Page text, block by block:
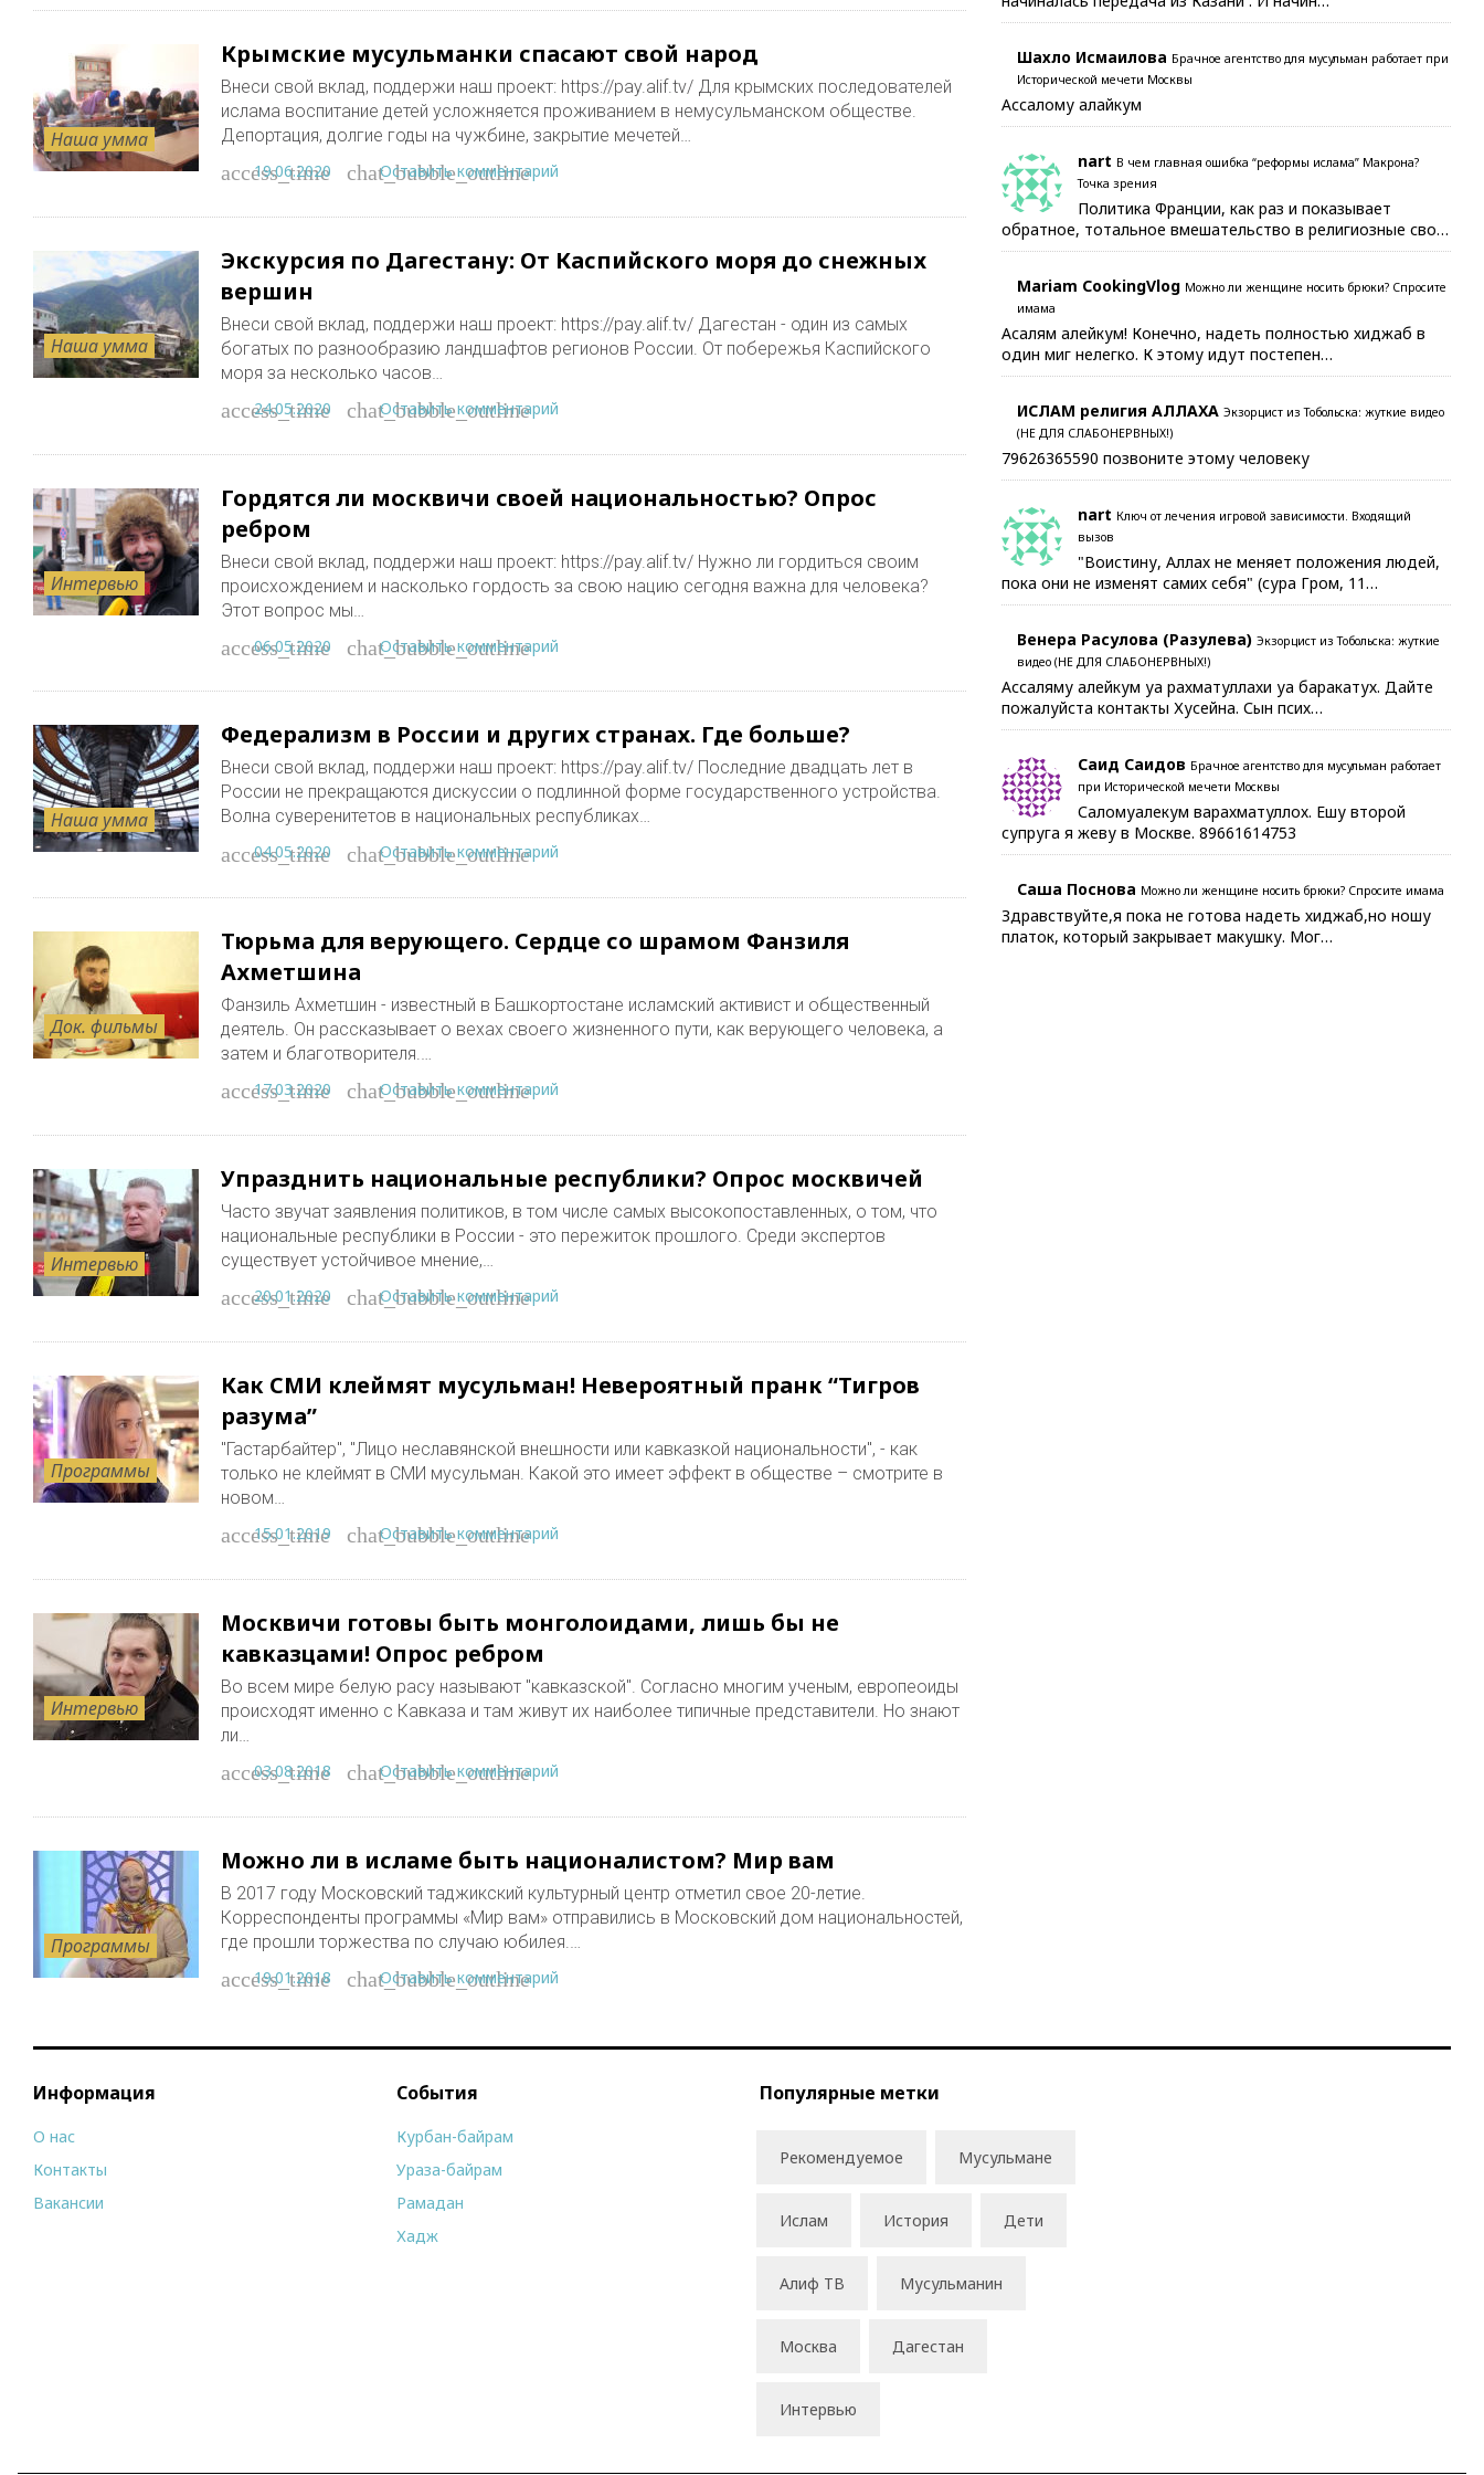
Наша умма
Крымские мусульманки спасают свой народ
Внеси свой вклад, поддержи наш проект: https://pay.alif.tv/ Для крымских последователей
ислама воспитание детей усложняется проживанием в немусульманском обществе.
Депортация, долгие годы на чужбине, закрытие мечетей…
access_time
19.06.2020 chat_bubble_outline
Оставить комментарий
Наша умма
Экскурсия по Дагестану: От Каспийского моря до снежных
вершин
Внеси свой вклад, поддержи наш проект: https://pay.alif.tv/ Дагестан - один из самых
богатых по разнообразию ландшафтов регионов России. От побережья Каспийского
моря за несколько часов…
access_time
24.05.2020 chat_bubble_outline
Оставить комментарий
Интервью
Гордятся ли москвичи своей национальностью? Опрос
ребром
Внеси свой вклад, поддержи наш проект: https://pay.alif.tv/ Нужно ли гордиться своим
происхождением и насколько гордость за свою нацию сегодня важна для человека?
Этот вопрос мы…
access_time
06.05.2020 chat_bubble_outline
Оставить комментарий
Наша умма
Федерализм в России и других странах. Где больше?
Внеси свой вклад, поддержи наш проект: https://pay.alif.tv/ Последние двадцать лет в
России не прекращаются дискуссии о подлинной форме государственного устройства.
Волна суверенитетов в национальных республиках…
access_time
04.05.2020 chat_bubble_outline
Оставить комментарий
Док. фильмы
Тюрьма для верующего. Сердце со шрамом Фанзиля
Ахметшина
Фанзиль Ахметшин - известный в Башкортостане исламский активист и общественный
деятель. Он рассказывает о вехах своего жизненного пути, как верующего человека, а
затем и благотворителя.…
access_time
17.03.2020 chat_bubble_outline
Оставить комментарий
Интервью
Упразднить национальные республики? Опрос москвичей
Часто звучат заявления политиков, в том числе самых высокопоставленных, о том, что
национальные республики в России - это пережиток прошлого. Среди экспертов
существует устойчивое мнение,…
access_time
20.01.2020 chat_bubble_outline
Оставить комментарий
Программы
Как СМИ клеймят мусульман! Невероятный пранк “Тигров
разума”
"Гастарбайтер", "Лицо неславянской внешности или кавказкой национальности", - как
только не клеймят в СМИ мусульман. Какой это имеет эффект в обществе – смотрите в
новом…
access_time
15.01.2019 chat_bubble_outline
Оставить комментарий
Интервью
Москвичи готовы быть монголоидами, лишь бы не
кавказцами! Опрос ребром
Во всем мире белую расу называют "кавказской". Согласно многим ученым, европеоиды
происходят именно с Кавказа и там живут их наиболее типичные представители. Но знают
ли…
access_time
03.08.2018 chat_bubble_outline
Оставить комментарий
Программы
Можно ли в исламе быть националистом? Мир вам
В 2017 году Московский таджикский культурный центр отметил свое 20-летие.
Корреспонденты программы «Мир вам» отправились в Московский дом национальностей,
где прошли торжества по случаю юбилея.…
access_time
19.01.2018 chat_bubble_outline
Оставить комментарий
Шахло Исмаилова Брачное агентство для мусульман работает при
Исторической мечети Москвы
Ассалому алайкум
nart В чем главная ошибка “реформы ислама” Макрона?
Точка зрения
Политика Франции, как раз и показывает
обратное, тотальное вмешательство в религиозные сво…
Mariam CookingVlog Можно ли женщине носить брюки? Спросите
имама
Асалям алейкум! Конечно, надеть полностью хиджаб в
один миг нелегко. К этому идут постепен…
ИСЛАМ религия АЛЛАХА Экзорцист из Тобольска: жуткие видео
(НЕ ДЛЯ СЛАБОНЕРВНЫХ!)
79626365590 позвоните этому человеку
nart Ключ от лечения игровой зависимости. Входящий
вызов
"Воистину, Аллах не меняет положения людей,
пока они не изменят самих себя" (сура Гром, 11…
Венера Расулова (Разулева) Экзорцист из Тобольска: жуткие
видео (НЕ ДЛЯ СЛАБОНЕРВНЫХ!)
Ассаляму алейкум уа рахматуллахи уа баракатух. Дайте
пожалуйста контакты Хусейна. Сын псих…
Саид Саидов Брачное агентство для мусульман работает
при Исторической мечети Москвы
Саломуалекум варахматуллох. Ешу второй
супруга я жеву в Москве. 89661614753
Саша Поснова Можно ли женщине носить брюки? Спросите имама
Здравствуйте,я пока не готова надеть хиджаб,но ношу
платок, который закрывает макушку. Мог…
Информация
О нас
Контакты
Вакансии
События
Курбан-байрам
Ураза-байрам
Рамадан
Хадж
Популярные метки
Рекомендуемое Мусульмане
Ислам История Дети
Алиф ТВ Мусульманин
Москва Дагестан
Интервью